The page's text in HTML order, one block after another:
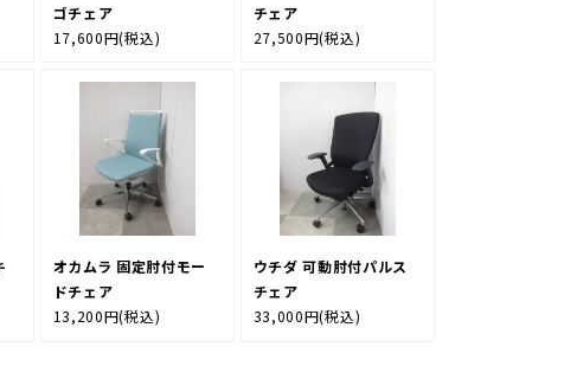
ゴチェア
17,600円(税込)
チェア
27,500円(税込)
オカムラ 固定肘付モー
ドチェア
13,200円(税込)
ウチダ 可動肘付パルス
チェア
33,000円(税込)